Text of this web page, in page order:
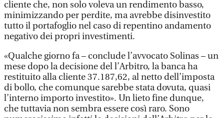
cliente che, non solo voleva un rendimento basso,
minimizzando per perdite, ma avrebbe disinvestito
tutto il portafoglio nel caso di repentino andamento
negativo dei propri investimenti.
«Qualche giorno fa – conclude l’avvocato Solinas – un
mese dopo la decisione del l’Arbitro, la banca ha
restituito alla cliente 37.187,62, al netto dell’imposta
di bollo, che comunque sarebbe stata dovuta, quasi
l’interno importo investito». Un lieto fine dunque,
che tuttavia non sembra essere così raro. Sono